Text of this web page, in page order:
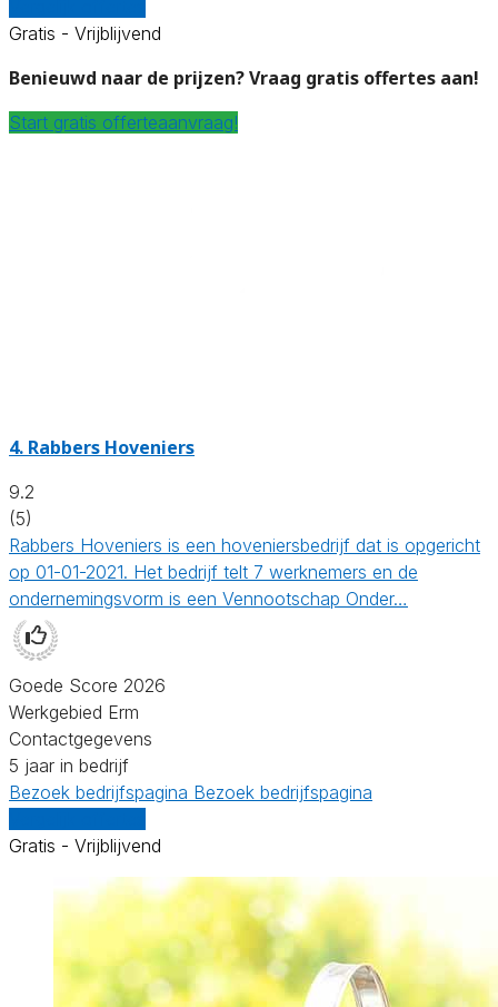
Gratis - Vrijblijvend
Benieuwd naar de prijzen? Vraag gratis offertes aan!
Start gratis offerteaanvraag!
4. Rabbers Hoveniers
9.2
(5)
Rabbers Hoveniers is een hoveniersbedrijf dat is opgericht
op 01-01-2021. Het bedrijf telt 7 werknemers en de
ondernemingsvorm is een Vennootschap Onder…
Goede Score 2026
Werkgebied Erm
Contactgegevens
5 jaar in bedrijf
Bezoek bedrijfspagina Bezoek bedrijfspagina
Gratis - Vrijblijvend